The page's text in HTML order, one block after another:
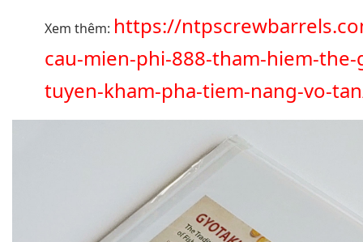
Xem thêm: https://
cau-mien-phi-888-tham-hiem-
tuyen-kham-pha-tiem-nang-vo-